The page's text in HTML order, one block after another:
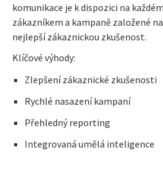
komunikace je k dispozici na
zákazníkem a kampaně založené
nejlepší zákaznickou zkušenost.
Klíčové výhody:
Zlepšení zákaznické zkušenosti
Rychlé nasazení kampaní
Přehledný reporting
Integrovaná umělá inteligence